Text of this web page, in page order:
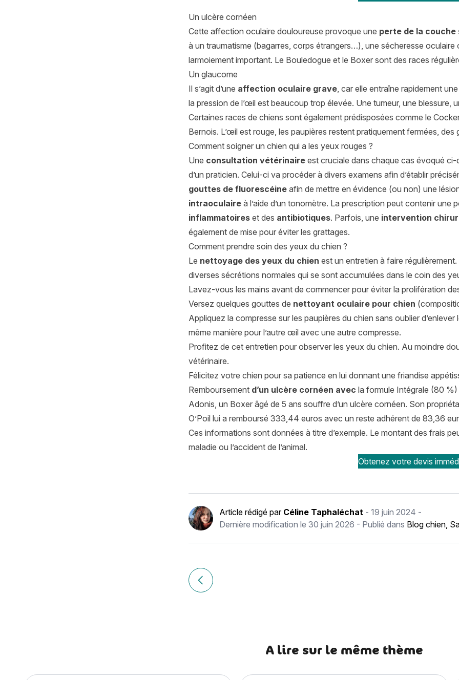
Un ulcère cornéen
Cette affection oculaire douloureuse provoque une perte de la
à un traumatisme (bagarres, corps étrangers…), une sécheresse
larmoiement important. Le Bouledogue et le Boxer sont des races
Un glaucome
Il s’agit d’une affection oculaire grave, car elle entraîne rapidement
la pression de l’œil est beaucoup trop élevée. Une tumeur, une blessure,
Certaines races de chiens sont également prédisposées comme le
Bernois. L’œil est rouge, les paupières restent pratiquement fermées,
Comment soigner un chien qui a les yeux rouges ?
Une consultation vétérinaire est cruciale dans chaque cas évoqué ci-
d’un praticien. Celui-ci va procéder à divers examens afin d’établir
gouttes de fluorescéine afin de mettre en évidence (ou non) une
intraoculaire à l’aide d’un tonomètre. La prescription peut contenir une
inflammatoires et des antibiotiques. Parfois, une intervention
également de mise pour éviter les grattages.
Comment prendre soin des yeux du chien ?
Le nettoyage des yeux du chien est un entretien à faire
diverses sécrétions normales qui se sont accumulées dans le coin des
Lavez-vous les mains avant de commencer pour éviter la prolifération
Versez quelques gouttes de nettoyant oculaire pour chien
Appliquez la compresse sur les paupières du chien sans oublier
même manière pour l’autre œil avec une autre compresse.
Profitez de cet entretien pour observer les yeux du chien. Au moindre
vétérinaire.
Félicitez votre chien pour sa patience en lui donnant une friandise
Remboursement d’un ulcère cornéen avec la formule Intégrale (80 %)
Adonis, un Boxer âgé de 5 ans souffre d’un ulcère cornéen. Son
O’Poil lui a remboursé 333,44 euros avec un reste adhérent de 83,36
Ces informations sont données à titre d’exemple. Le montant des frais
maladie ou l’accident de l’animal.
Obtenez votre devis
Article rédigé par Céline Taphaléchat - 19 juin 2024 -
Dernière modification le 30 juin 2026 - Publié dans Blog chien,
Navigation
de
Article précédent Assurer plusieurs chiens : les réductions pour les
A lire sur le même thème